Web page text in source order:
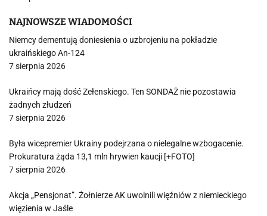
NAJNOWSZE WIADOMOŚCI
Niemcy dementują doniesienia o uzbrojeniu na pokładzie
ukraińskiego An-124
7 sierpnia 2026
Ukraińcy mają dość Zełenskiego. Ten SONDAŻ nie pozostawia
żadnych złudzeń
7 sierpnia 2026
Była wicepremier Ukrainy podejrzana o nielegalne wzbogacenie.
Prokuratura żąda 13,1 mln hrywien kaucji [+FOTO]
7 sierpnia 2026
Akcja „Pensjonat”. Żołnierze AK uwolnili więźniów z niemieckiego
więzienia w Jaśle